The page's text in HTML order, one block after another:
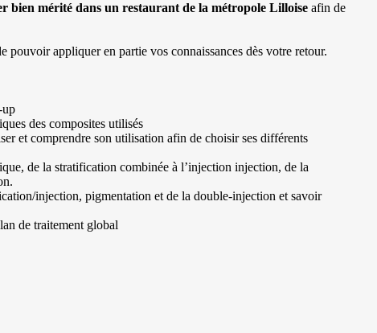
bien mérité dans un restaurant de la métropole Lilloise afin de
pouvoir appliquer en partie vos connaissances dès votre retour.
up
des composites utilisés
et comprendre son utilisation afin de choisir ses différents
de la stratification combinée à l’injection injection, de la
injection, pigmentation et de la double-injection et savoir
de traitement global